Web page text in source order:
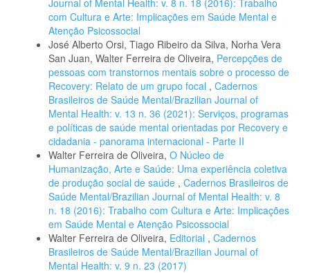
Journal of Mental Health: v. 8 n. 18 (2016): Trabalho
com Cultura e Arte: Implicações em Saúde Mental e
Atenção Psicossocial
José Alberto Orsi, Tiago Ribeiro da Silva, Norha Vera
San Juan, Walter Ferreira de Oliveira, Percepções de
pessoas com transtornos mentais sobre o processo de
Recovery: Relato de um grupo focal , Cadernos
Brasileiros de Saúde Mental/Brazilian Journal of
Mental Health: v. 13 n. 36 (2021): Serviços, programas
e políticas de saúde mental orientadas por Recovery e
cidadania - panorama internacional - Parte II
Walter Ferreira de Oliveira, O Núcleo de
Humanização, Arte e Saúde: Uma experiência coletiva
de produção social de saúde , Cadernos Brasileiros de
Saúde Mental/Brazilian Journal of Mental Health: v. 8
n. 18 (2016): Trabalho com Cultura e Arte: Implicações
em Saúde Mental e Atenção Psicossocial
Walter Ferreira de Oliveira, Editorial , Cadernos
Brasileiros de Saúde Mental/Brazilian Journal of
Mental Health: v. 9 n. 23 (2017)